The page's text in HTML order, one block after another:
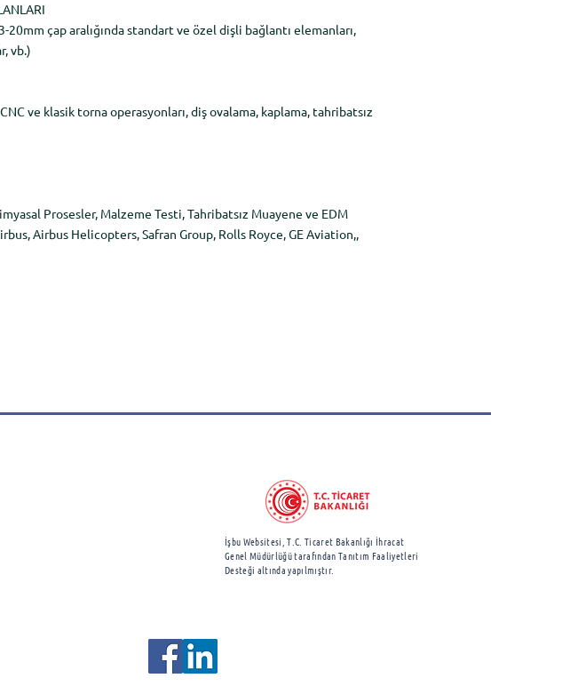
20mm çap aralığında standart ve özel dişli bağlantı elemanları,
vb.)
ve klasik torna operasyonları, diş ovalama, kaplama, tahribatsız
Prosesler, Malzeme Testi, Tahribatsız Muayene ve EDM
Airbus Helicopters, Safran Group, Rolls Royce, GE Aviation,,
İşbu Websitesi, T.C. Ticaret Bakanlığı İhracat
Genel Müdürlüğütarafından Tanıtım Faaliyetleri
Desteği altında yapılmıştır.